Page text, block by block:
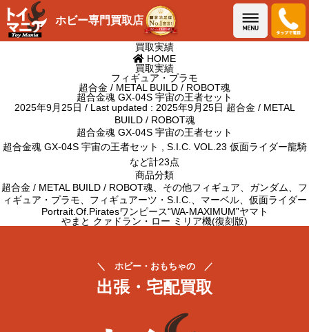
ホビー専門買取店
メニュ
買取実績
HOME
買取実績
フィギュア・プラモ
超合金 / METAL BUILD / ROBOT魂
超合金魂 GX-04S 宇宙の王者セット
2025年9月25日 / Last updated : 2025年9月25日 超合金 / METAL
BUILD / ROBOT魂
超合金魂 GX-04S 宇宙の王者セット
超合金魂 GX-04S 宇宙の王者セット , S.I.C. VOL.23 仮面ライダー龍騎
など計23点
商品分類
超合金 / METAL BUILD / ROBOT魂
その他フィギュア ガンダム
フ
ィギュア・プラモ
フィギュアーツ・S.I.C. マーベル、 仮面ライダー
Portrait.Of.Piratesワンピース“WA-MAXIMUM”ヤマト
やまと クァドラン・ロー ミリア機(復刻版)
＼ ホビー・おもちゃの ／
出張・宅配買取